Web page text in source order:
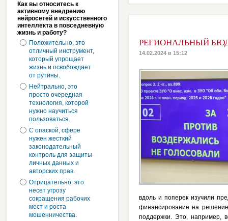
Как вы относитесь к
активному внедрению
нейросетей и искусственного
интеллекта в повседневную
жизнь и работу?
Положительно, это
отличный инструмент,
который упрощает
жизнь и освобождает
от рутины.
Нейтрально, это
просто очередная
технология, которой
нужно научиться
пользоваться.
С опаской, сфере
нужен жесткий
законодательный
контроль для защиты
личных данных и
авторских прав.
Отрицательно, это
несет угрозу
сокращения рабочих
мест и роста
мошенничества.
РЕГИОНАЛЬНЫЙ
14.02.2024 в 15:12
вдоль и поперек изучили
финансирование на
поддержки. Это, например,